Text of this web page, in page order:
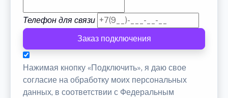
Телефон для связи
Заказ подключения
Нажимая кнопку «Подключить», я даю свое
согласие на обработку моих персональных
данных, в соответствии с Федеральным